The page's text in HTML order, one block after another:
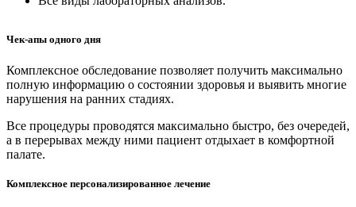
Чек-апы одного дня
Комплексное обследование позволяет получить максимально
полную информацию о состоянии здоровья и выявить многие
нарушения на ранних стадиях.
Все процедуры проводятся максимально быстро, без очередей,
а в перерывах между ними пациент отдыхает в комфортной
палате.
Комплексное персонализированное лечение